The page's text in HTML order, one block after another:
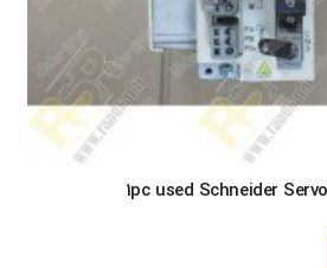
1pc used Schneider